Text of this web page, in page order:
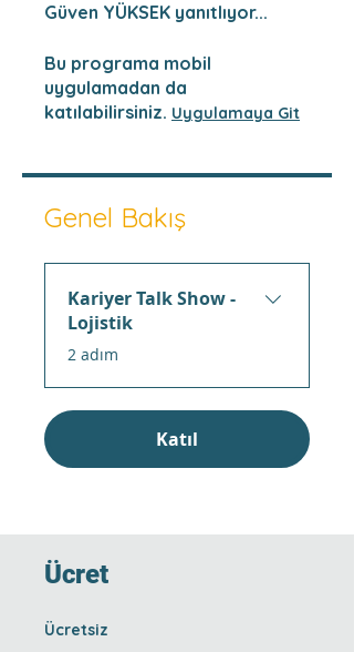
Güven YÜKSEK yanıtlıyor...
Bu programa mobil
uygulamadan da
katılabilirsiniz. Uygulamaya Git
Genel Bakış
Kariyer Talk Show -
Lojistik
.
2 adım
Katıl
Ücret
Ücretsiz